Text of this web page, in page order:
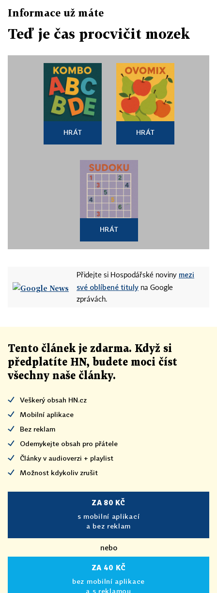
Informace už máte
Teď je čas procvičit mozek
HRÁT HRÁT
HRÁT
Přidejte si Hospodářské noviny mezi
své oblíbené tituly na Google
zprávách.
Tento článek je zdarma. Když si
předplatíte HN, budete moci číst
všechny naše články.
Veškerý obsah HN.cz
Mobilní aplikace
Bez reklam
Odemykejte obsah pro přátele
Články v audioverzi + playlist
Možnost kdykoliv zrušit
ZA 80 KČ
s mobilní aplikací
a bez reklam
nebo
ZA 40 KČ
bez mobilní aplikace
a s reklamou